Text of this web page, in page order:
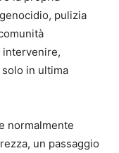
pulizia
intervenire,
in ultima
normalmente
un passaggio